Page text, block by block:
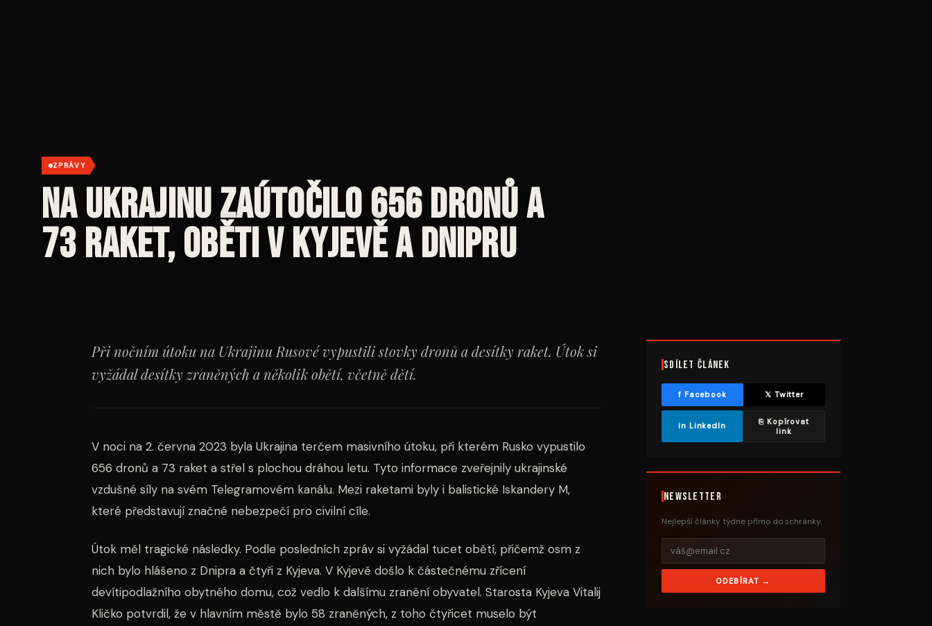
ZPRÁVY
Na Ukrajinu zaútočilo 656 dronů a
73 raket, oběti v Kyjevě a Dnipru
Při nočním útoku na Ukrajinu Rusové vypustili stovky dronů a desítky raket. Útok si
vyžádal desítky zraněných a několik obětí, včetně dětí.
V noci na 2. června 2023 byla Ukrajina terčem masivního útoku, při kterém Rusko vypustilo
656 dronů a 73 raket a střel s plochou dráhou letu. Tyto informace zveřejnily ukrajinské
vzdušné síly na svém Telegramovém kanálu. Mezi raketami byly i balistické Iskandery M,
které představují značné nebezpečí pro civilní cíle.
Útok měl tragické následky. Podle posledních zpráv si vyžádal tucet obětí, přičemž osm z
nich bylo hlášeno z Dnipra a čtyři z Kyjeva. V Kyjevě došlo k částečnému zřícení
devítipodlažního obytného domu, což vedlo k dalšímu zranění obyvatel. Starosta Kyjeva Vitalij
Kličko potvrdil, že v hlavním městě bylo 58 zraněných, z toho čtyřicet muselo být
Sdílet článek
f Facebook 𝕏 Twitter
in LinkedIn
⎘ Kopírovat
link
Newsletter
Nejlepší články týdne přímo do schránky.
ODEBÍRAT →